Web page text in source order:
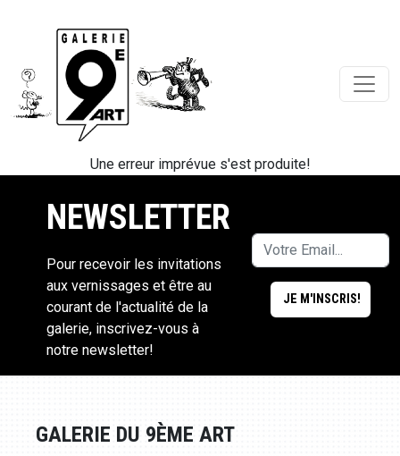
Une erreur imprévue s'est produite!
NEWSLETTER
Pour recevoir les invitations
aux vernissages et être au
courant de l'actualité de la
galerie, inscrivez-vous à
notre newsletter!
GALERIE DU 9ÈME ART